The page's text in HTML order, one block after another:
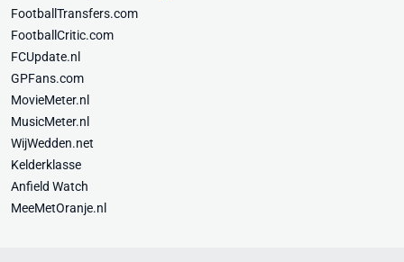
FootballTransfers.com
FootballCritic.com
FCUpdate.nl
GPFans.com
MovieMeter.nl
MusicMeter.nl
WijWedden.net
Kelderklasse
Anfield Watch
MeeMetOranje.nl